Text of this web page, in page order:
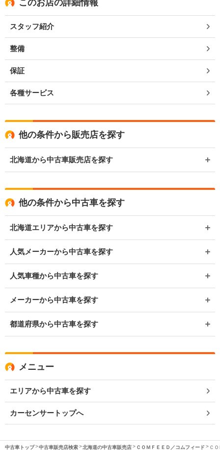
このお店の詳細情報
スタッフ紹介
整備
保証
各種サービス
他の条件から販売店を探す
北海道から中古車販売店を探す
他の条件から中古車を探す
北海道エリアから中古車を探す
人気メーカーから中古車を探す
人気車種から中古車を探す
メーカーから中古車を探す
都道府県から中古車を探す
メニュー
エリアから中古車を探す
カーセンサートップへ
中古車トップ 中古車販売店検索 北海道の中古車販売店 ＣＯＭＦＥＥＤ／コムフィード Ｃ